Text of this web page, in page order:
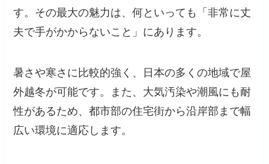
す。その最大の魅力は、何といっても「非常に丈
夫で手がかからないこと」にあります。
暑さや寒さに比較的強く、日本の多くの地域で屋
外越冬が可能です。また、大気汚染や潮風にも耐
性があるため、都市部の住宅街から沿岸部まで幅
広い環境に適応します。